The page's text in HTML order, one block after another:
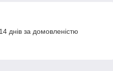
днів за домовленістю